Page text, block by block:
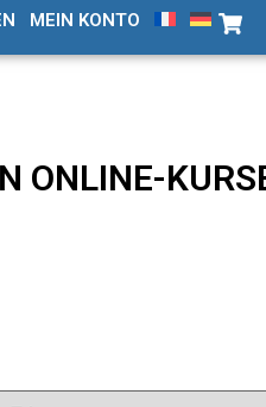
MEIN KONTO
ONLINE-